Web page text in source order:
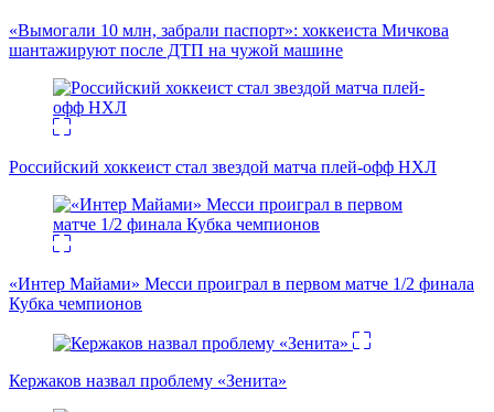
«Вымогали 10 млн, забрали паспорт»: хоккеиста Мичкова
шантажируют после ДТП на чужой машине
Российский хоккеист стал звездой матча плей-офф НХЛ
«Интер Майами» Месси проиграл в первом матче 1/2 финала
Кубка чемпионов
Кержаков назвал проблему «Зенита»